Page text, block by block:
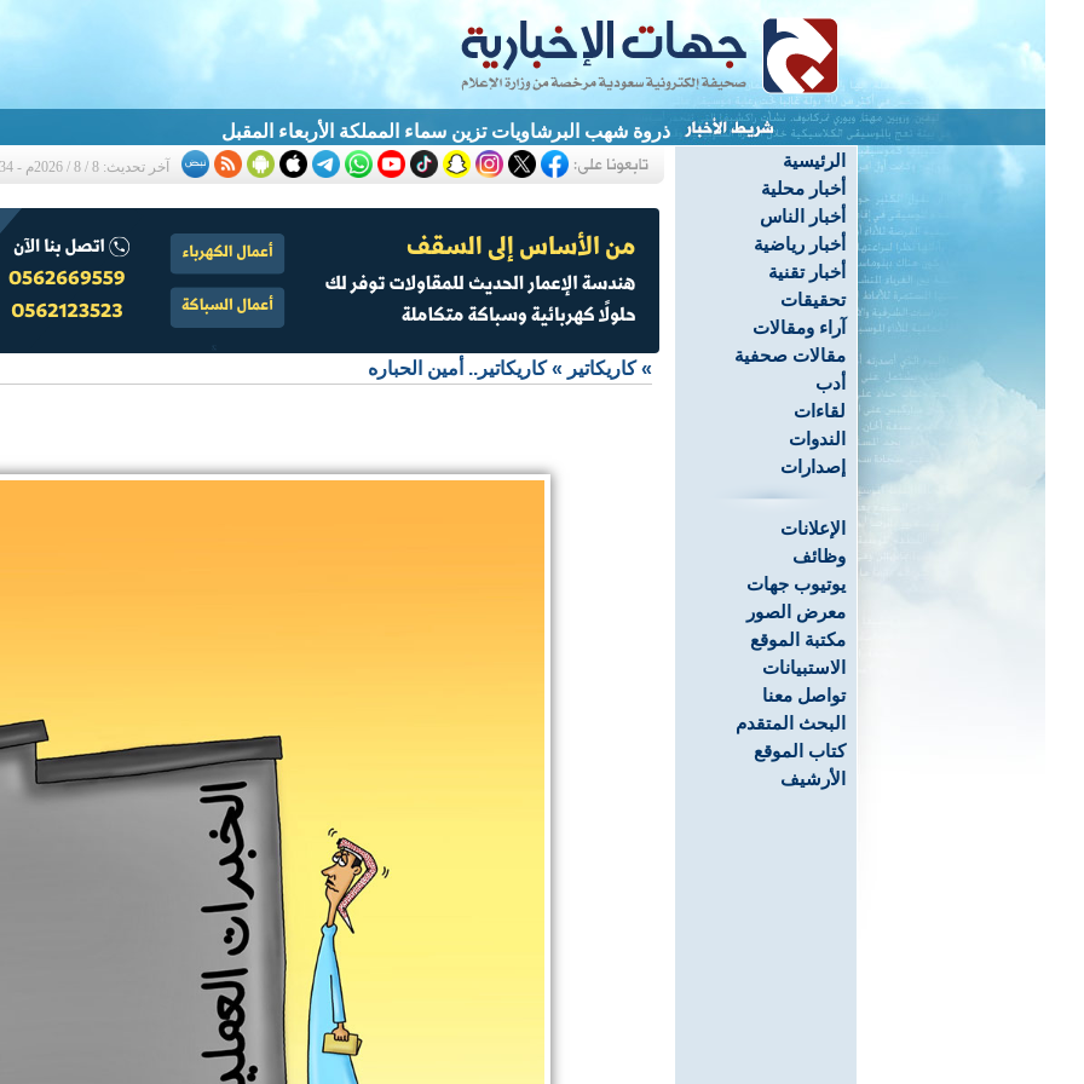
ذروة شهب البرشاويات تزين سماء المملكة الأربعاء المقبل
الرئيسية
أخبار محلية
أخبار الناس
أخبار رياضية
أخبار تقنية
تحقيقات
آراء ومقالات
مقالات صحفية
أدب
لقاءات
الندوات
إصدارات
الإعلانات
وظائف
يوتيوب جهات
معرض الصور
مكتبة الموقع
الاستبيانات
تواصل معنا
البحث المتقدم
كتاب الموقع
الأرشيف
آخر تحديث: 8 / 8 / 2026م - 7:34 م
»كاريكاتير »كاريكاتير.. أمين الحباره